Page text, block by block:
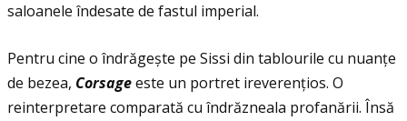
saloanele îndesate de fastul imperial.
Pentru cine o îndrăgește pe Sissi din tablourile cu nuanţe
de bezea, Corsageeste un portret ireverenţios. O
reinterpretare comparată cu îndrăzneala profanării. Însă